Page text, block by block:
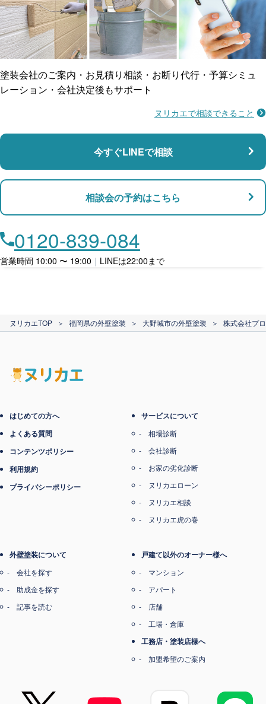
ご近所トラブルに
賠償保険
支払い対応
ローン利用
カード支払い
防水工事
マンション・アパート対応
店舗・事務所対応
塗装会社のご案内・お見積り相談・お断り代行・予算シミュ
レーション・会社決定後もサポート
ヌリカエで相談できること
今すぐLINEで相談
相談会の予約はこちら
0120-839-084
営業時間 10:00 〜 19:00 ｜ LINEは22:00まで
ヌリカエTOP ＞ 福岡県の外壁塗装 ＞ 大野城市の外壁塗装 ＞ 株式会社プ
はじめての方へ
よくある質問
コンテンツポリシー
利用規約
プライバシーポリシー
サービスについて
相場診断
会社診断
お家の劣化診断
ヌリカエローン
ヌリカエ相談
ヌリカエ虎の巻
外壁塗装について
会社を探す
助成金を探す
記事を読む
戸建て以外のオーナー様へ
マンション
アパート
店舗
工場・倉庫
工務店・塗装店様へ
加盟希望のご案内